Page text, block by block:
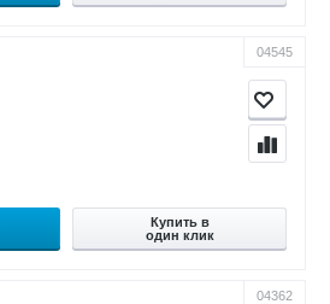
04545
Купить в
один клик
04362